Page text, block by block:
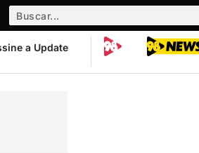
a Update